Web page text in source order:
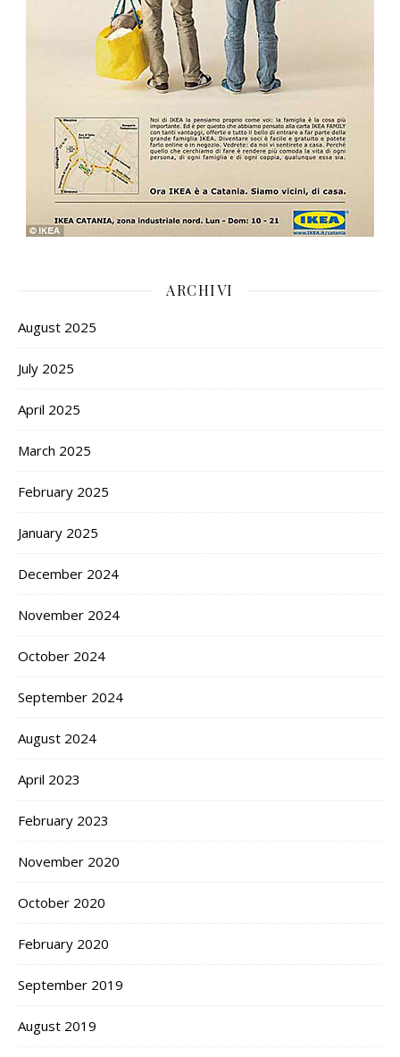
ARCHIVI
August 2025
July 2025
April 2025
March 2025
February 2025
January 2025
December 2024
November 2024
October 2024
September 2024
August 2024
April 2023
February 2023
November 2020
October 2020
February 2020
September 2019
August 2019